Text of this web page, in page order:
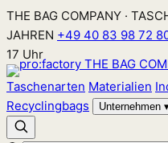
Zum
Inhalt
springen
THE BAG COMPANY ·
JAHREN +49 40 83 98 72
17 Uhr
Taschenarten Materialien
Recyclingbags
Unternehmen